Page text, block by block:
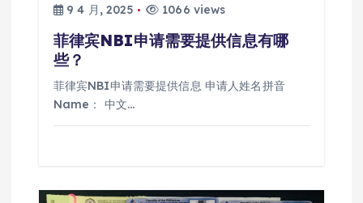
9 4 月, 2025 1066 views
菲律宾NBI申请需要提供信息有哪
些？
菲律宾NBI申请需要提供信息 申请人姓名拼音
Name： 中文…